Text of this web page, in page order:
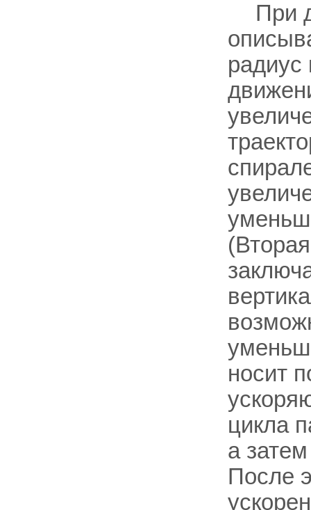
При
радиус
носит
цикла
а
После